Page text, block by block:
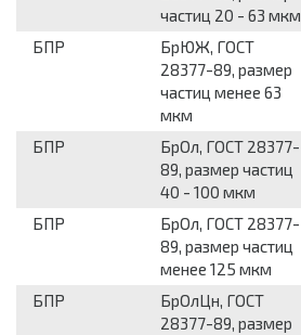
частиц 20 - 63 мкм
БПР
БрЮЖ, ГОСТ
28377-89, размер
частиц менее 63
мкм
БПР
БрОл, ГОСТ 28377-
89, размер частиц
40 - 100 мкм
БПР
БрОл, ГОСТ 28377-
89, размер частиц
менее 125 мкм
БПР
БрОлЦн, ГОСТ
28377-89, размер